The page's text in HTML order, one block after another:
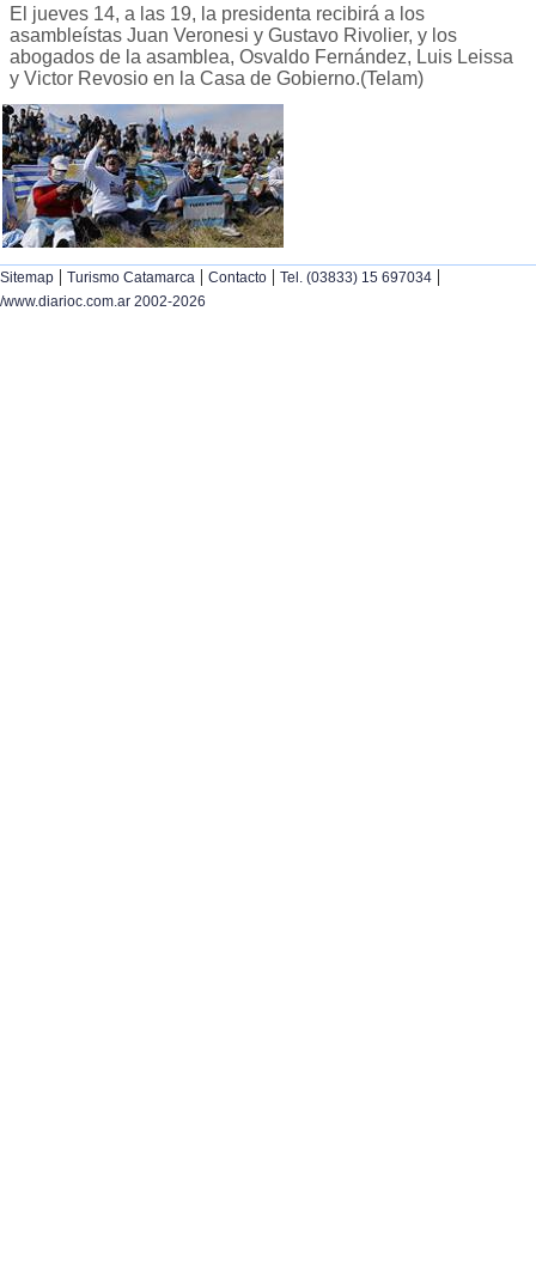
El jueves 14, a las 19, la presidenta recibirá a los
asambleístas Juan Veronesi y Gustavo Rivolier, y los
abogados de la asamblea, Osvaldo Fernández, Luis Leissa
y Victor Revosio en la Casa de Gobierno.(Telam)
Sitemap | Turismo Catamarca | Contacto | Tel. (03833) 15 697034 |
/www.diarioc.com.ar 2002-2026